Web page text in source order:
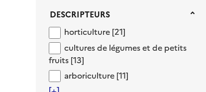
Descripteurs
DESCRIPTEURS
horticulture
horticulture [21]
cultures de légumes et de petits fruits
cultures de légumes et de petits
fruits [13]
arboriculture
arboriculture [11]